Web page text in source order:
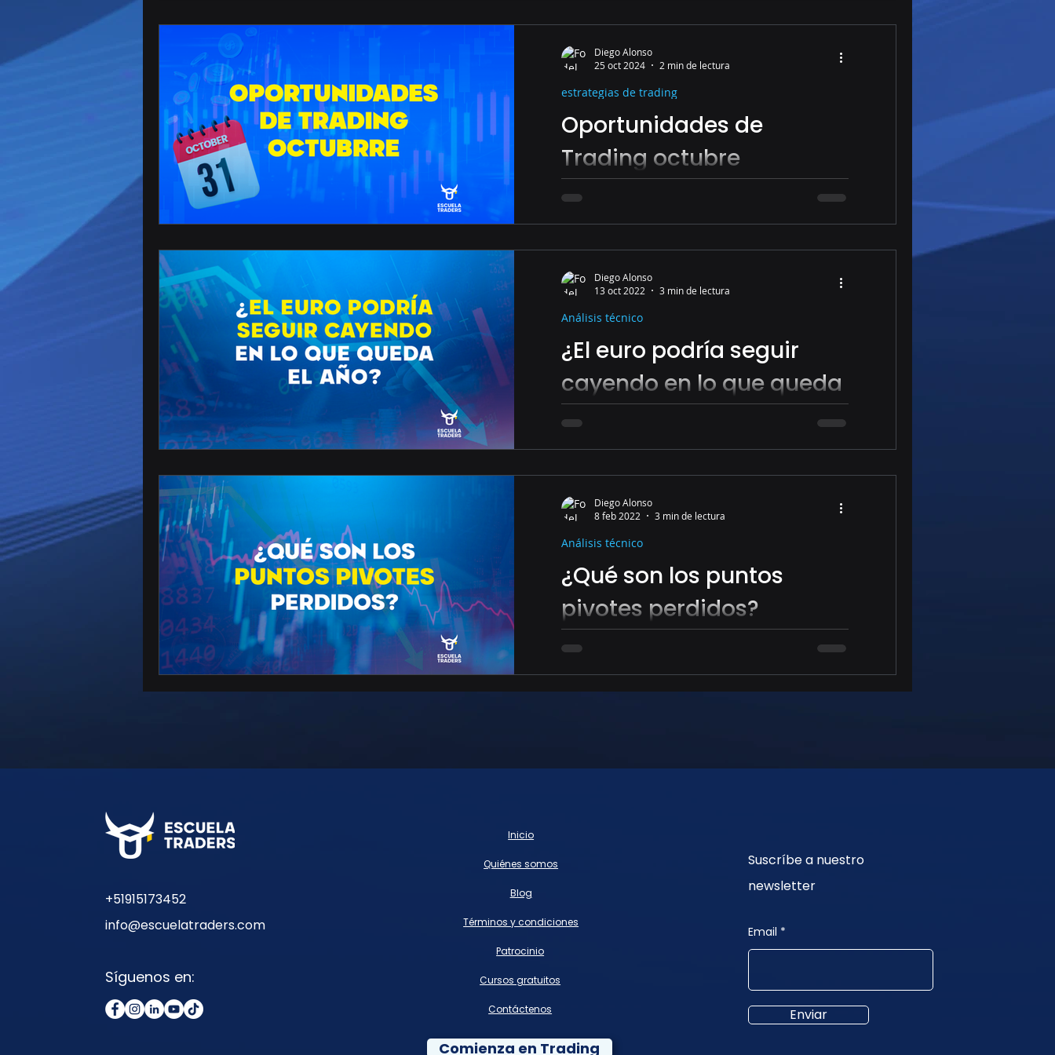
Oportunidades de
Trading octubre
Oportunidades de trading para el mercado
estrategias de trading
Diego Alonso
25 oct 2024
2 min de lectura
¿El euro podría seguir
cayendo en lo que queda
del año?
Los datos de empleo de EE.UU. fueron lo
suficientemente sólidos y la tasa de desempleo
Análisis técnico
Diego Alonso
13 oct 2022
3 min de lectura
¿Qué son los puntos
pivotes perdidos?
Antes que nada, debes conocer que son los
Análisis técnico
Diego Alonso
8 feb 2022
3 min de lectura
+51915173452
info@escuelatraders.com
Síguenos en:
Inicio
Quiénes somos
Blog
Términos y condiciones
Patrocinio
Cursos gratuitos
Contáctenos
Comienza en Trading
Suscríbe a nuestro
newsletter
Email
Enviar